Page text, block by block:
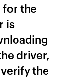
for the
is
driver,
the